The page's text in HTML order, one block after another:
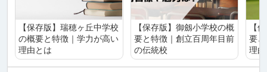
【保存版】瑞穂ヶ丘中学校
の概要と特徴｜学力が高い
理由とは
【保存版】御劔小学校の概
要と特徴｜創立百周年目前
の伝統校
【
要
理